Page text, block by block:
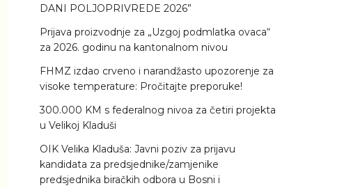
DANI POLJOPRIVREDE 2026”
Prijava proizvodnje za „Uzgoj podmlatka ovaca“
za 2026. godinu na kantonalnom nivou
FHMZ izdao crveno i narandžasto upozorenje za
visoke temperature: Pročitajte preporuke!
300.000 KM s federalnog nivoa za četiri projekta
u Velikoj Kladuši
OIK Velika Kladuša: Javni poziv za prijavu
kandidata za predsjednike/zamjenike
predsjednika biračkih odbora u Bosni i